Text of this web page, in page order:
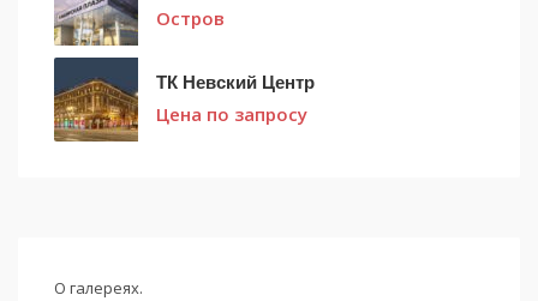
Остров
ТК Невский Центр
Цена по запросу
О галереях.